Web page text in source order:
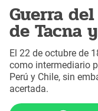
Guerra
de Tacna
El 22 de octubre de
como intermediario
Perú y Chile, sin
acertada.